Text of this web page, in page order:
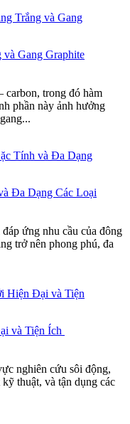
Gang Graphite
carbon, trong đó hàm
phần này ảnh hưởng
Đa Dạng Các Loại
ứng nhu cầu của đông
trở nên phong phú, đa
và Tiện Ích
nghiên cứu sôi động,
thuật, và tận dụng các